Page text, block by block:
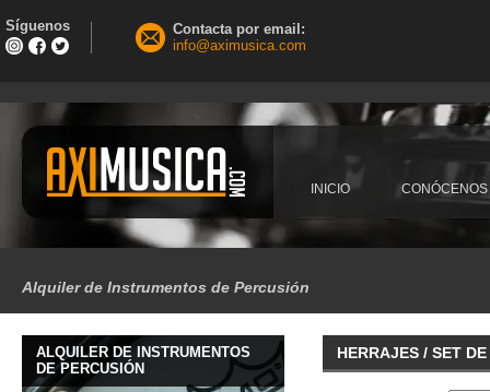
Síguenos
Contacta por email:
info@aximusica.com
Alquiler de Instrumentos de Percusión
INICIO CONÓCENOS
ALQUILER DE INSTRUMENTOS
DE PERCUSIÓN
HERRAJES / SET